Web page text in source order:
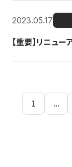
2023.05.17
【重要】リニュ
1 ...